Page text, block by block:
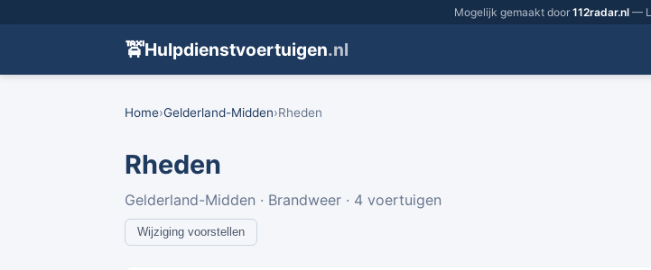
Mogelijk gemaakt door 112radar.nl—
🚖Hulpdienstvoertuigen.nl
Home›Gelderland-Midden›Rheden
Rheden
Gelderland-Midden · Brandweer · 4 voertuigen
Wijziging voorstellen